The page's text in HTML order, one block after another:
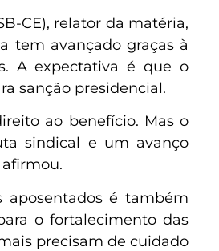
CE), relator da matéria,
tem avançado graças à
A expectativa é que o
sanção presidencial.
ao benefício. Mas o
sindical e um avanço
aposentados é também
o fortalecimento das
precisam de cuidado